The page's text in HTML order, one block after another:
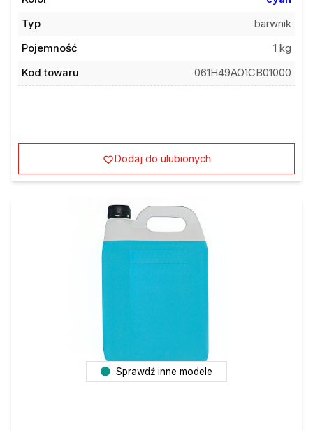
Typ
barwnik
Pojemność
1 kg
Kod towaru
061H49AO1CB01000
Dodaj do ulubionych
Sprawdź inne modele